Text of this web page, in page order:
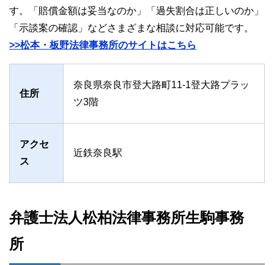
す。「賠償金額は妥当なのか」「過失割合は正しいのか」
「示談案の確認」などさまざまな相談に対応可能です。
>>松本・板野法律事務所のサイトはこちら
住所
奈良県奈良市登大路町11-1登大路プラッ
ツ3階
アクセ
ス
近鉄奈良駅
弁護士法人松柏法律事務所生駒事務
所